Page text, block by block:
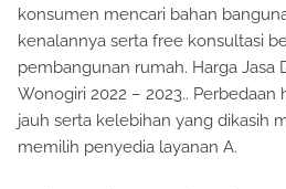
konsumen mencari bahan
kenalannya serta free konsultasi
pembangunan rumah. Harga Jasa
Wonogiri 2022 – 2023.. Perbedaan
jauh serta kelebihan yang dikasih
memilih penyedia layanan A.